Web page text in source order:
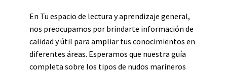
En Tu espacio de lectura y aprendizaje general,
nos preocupamos por brindarte información de
calidad y útil para ampliar tus conocimientos en
diferentes áreas. Esperamos que nuestra guía
completa sobre los tipos de nudos marineros